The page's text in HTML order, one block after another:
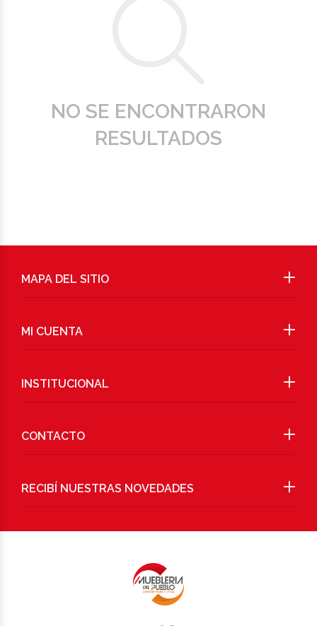
NO SE ENCONTRARON
RESULTADOS
RECIBÍ NUESTRAS NOVEDADES
MAPA DEL SITIO
MI CUENTA
INSTITUCIONAL
CONTACTO